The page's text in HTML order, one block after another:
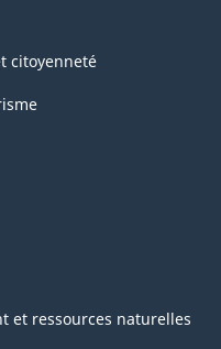
citoyenneté
et ressources naturelles